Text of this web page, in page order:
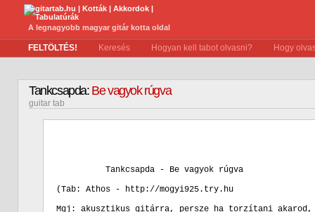
A legnagyobb magyar gitár kotta oldal
FELTÖLTÉS! Keresés Hogyan kell tabot olvasni? Hogy
Tankcsapda:Be vagyok rúgva
guitar tab
          Tankcsapda - Be vagyok rúgva
(Tab: Athos - http://mogyi925.try.hu
Mgj: akusztikus gitárra, persze ha torzítani akarod,